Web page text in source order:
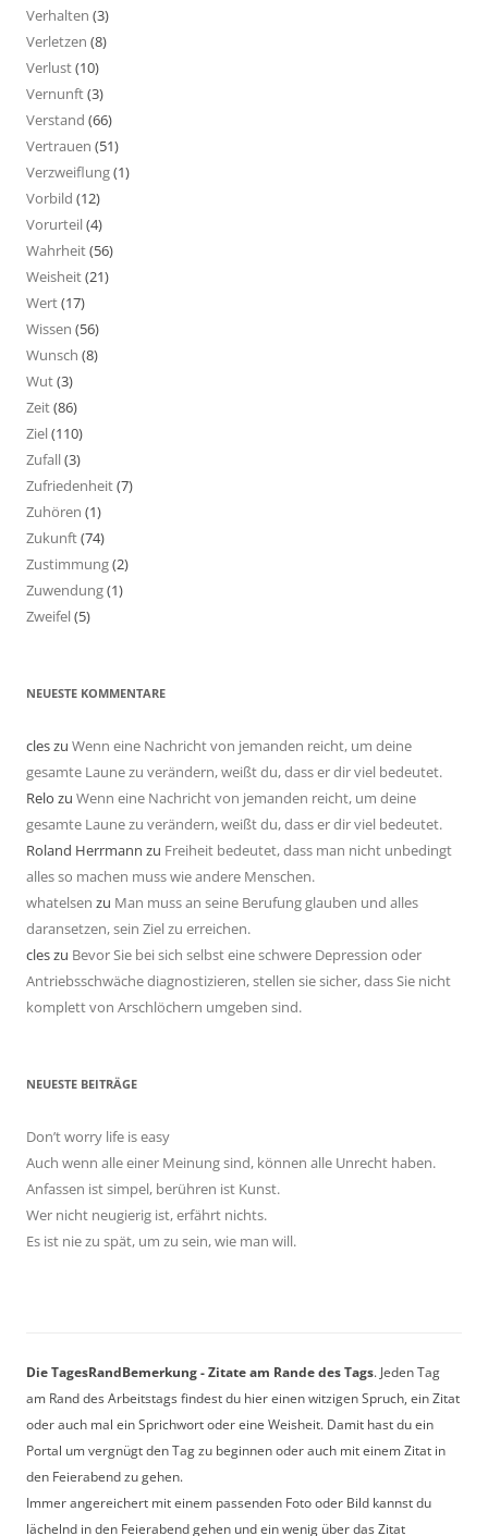
Verhalten (3)
Verletzen (8)
Verlust(10)
Vernunft(3)
Verstand (66)
Vertrauen (51)
Verzweiflung(1)
Vorbild (12)
Vorurteil(4)
Wahrheit(56)
Weisheit(21)
Wert(17)
Wissen (56)
Wunsch (8)
Wut(3)
Zeit(86)
Ziel(110)
Zufall(3)
Zufriedenheit(7)
Zuhören (1)
Zukunft(74)
Zustimmung(2)
Zuwendung(1)
Zweifel(5)
NEUESTE KOMMENTARE
cleszu Wenn eine Nachricht von jemanden reicht, um deine
gesamte Laune zu verändern, weißt du, dass er dir viel bedeutet.
Relo zu Wenn eine Nachricht von jemanden reicht, um deine
gesamte Laune zu verändern, weißt du, dass er dir viel bedeutet.
Roland Herrmann zu Freiheit bedeutet, dass man nicht unbedingt
alles so machen muss wie andere Menschen.
whatelsen zu Man muss an seine Berufung glauben und alles
daransetzen, sein Ziel zu erreichen.
cleszu Bevor Sie bei sich selbst eine schwere Depression oder
Antriebsschwäche diagnostizieren, stellen sie sicher, dass Sie nicht
komplett von Arschlöchern umgeben sind.
NEUESTE BEITRÄGE
Don’t worry life is easy
Auch wenn alle einer Meinung sind, können alle Unrecht haben.
Anfassen ist simpel, berühren ist Kunst.
Wer nicht neugierig ist, erfährt nichts.
Es ist nie zu spät, um zu sein, wie man will.
Die TagesRandBemerkung - Zitate am Rande des Tags. Jeden Tag
am Rand des Arbeitstags findest du hier einen witzigen Spruch, ein Zitat
oder auch mal ein Sprichwort oder eine Weisheit. Damit hast du ein
Portal um vergnügt den Tag zu beginnen oder auch mit einem Zitat in
den Feierabend zu gehen.
Immer angereichert mit einem passenden Foto oder Bild kannst du
lächelnd in den Feierabend gehen und ein wenig über das Zitat